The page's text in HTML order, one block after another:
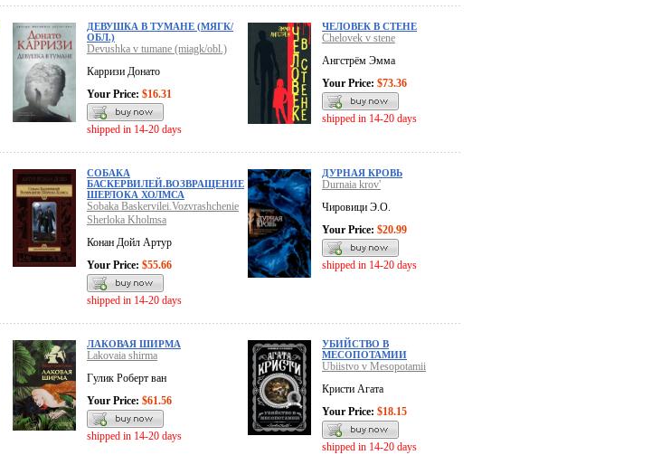
ДЕВУШКА В ТУМАНЕ (МЯГК/
ОБЛ.)
Devushka v tumane (miagk/obl.)
Карризи Донато
Your Price: $16.31
shipped in 14-20 days
ЧЕЛОВЕК В СТЕНЕ
Chelovek v stene
Ангстрём Эмма
Your Price: $73.36
shipped in 14-20 days
СОБАКА
БАСКЕРВИЛЕЙ.ВОЗВРАЩЕНИЕ
ШЕРЛОКА ХОЛМСА
Sobaka Baskervilei.Vozvrashchenie
Sherloka Kholmsa
Конан Дойл Артур
Your Price: $55.66
shipped in 14-20 days
ДУРНАЯ КРОВЬ
Durnaia krov'
Чировици Э.О.
Your Price: $20.99
shipped in 14-20 days
ЛАКОВАЯ ШИРМА
Lakovaia shirma
Гулик Роберт ван
Your Price: $61.56
shipped in 14-20 days
УБИЙСТВО В
МЕСОПОТАМИИ
Ubiistvo v Mesopotamii
Кристи Агата
Your Price: $18.15
shipped in 14-20 days